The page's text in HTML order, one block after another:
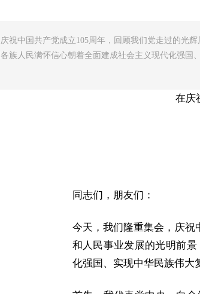
祝中国共产党成立105周年，回顾我们党走过的光
族人民满怀信心朝着全面建成社会主义现代化强国
在庆
同志们，朋友们：
今天，我们隆重集会，庆祝
和人民事业发展的光明前
化强国、实现中华民族伟大